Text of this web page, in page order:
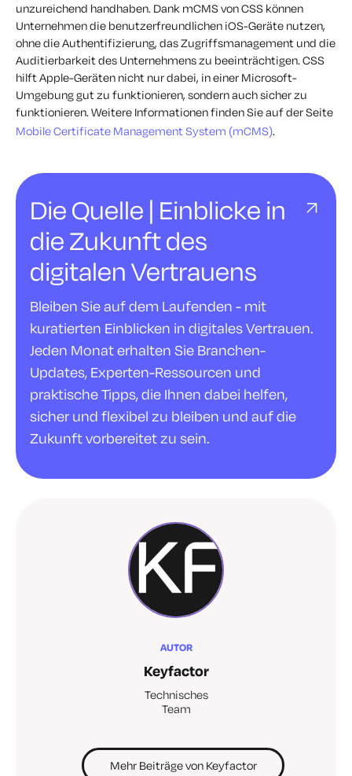
unzureichend handhaben. Dank mCMS von CSS können
Unternehmen die benutzerfreundlichen iOS-Geräte nutzen,
ohne die Authentifizierung, das Zugriffsmanagement und die
Auditierbarkeit des Unternehmens zu beeinträchtigen. CSS
hilft Apple-Geräten nicht nur dabei, in einer Microsoft-
Umgebung gut zu funktionieren, sondern auch sicher zu
funktionieren. Weitere Informationen finden Sie auf der Seite
Mobile Certificate Management System (mCMS).
Die Quelle | Einblicke in
die Zukunft des
digitalen Vertrauens
Bleiben Sie auf dem Laufenden - mit
kuratierten Einblicken in digitales Vertrauen.
Jeden Monat erhalten Sie Branchen-
Updates, Experten-Ressourcen und
praktische Tipps, die Ihnen dabei helfen,
sicher und flexibel zu bleiben und auf die
Zukunft vorbereitet zu sein.
AUTOR
Keyfactor
Technisches
Team
Mehr Beiträge von Keyfactor